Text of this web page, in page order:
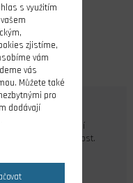
řada K. Vrtule jsou
motory a konverzní
výkon a trvanlivost.
vláknem ve
s využitím
zjistíme,
vám
vás
Můžete také
pro
dodávají